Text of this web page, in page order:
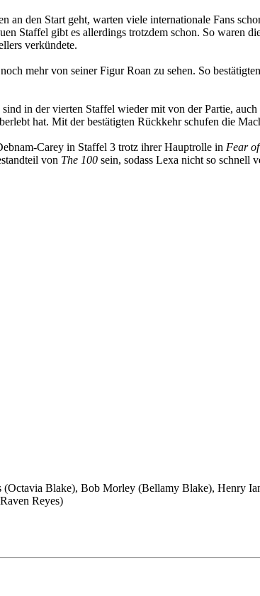
an den Start geht, warten viele internationale Fans
Staffel gibt es allerdings trotzdem schon. So waren
verkündete.
mehr von seiner Figur Roan zu sehen. So
in der vierten Staffel wieder mit von der Partie,
hat. Mit der bestätigten Rückkehr schufen die
Carey in Staffel 3 trotz ihrer Hauptrolle in Fear
von The 100 sein, sodass Lexa nicht so schnell
Blake), Bob Morley (Bellamy Blake), Henry
Reyes)